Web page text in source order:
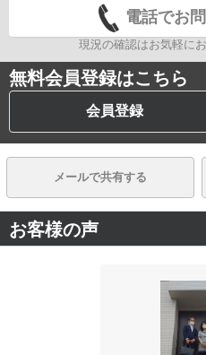
電話でお
現況の確認はお気軽に
無料会員登録はこちら
会員登録
メールで共有する
お客様の声